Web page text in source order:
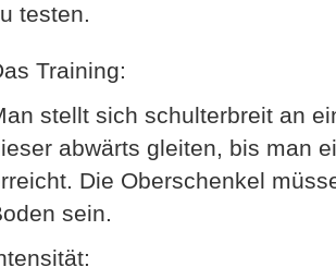
testen.
Training:
stellt sich schulterbreit an
abwärts gleiten, bis man
Die Oberschenkel
sein.